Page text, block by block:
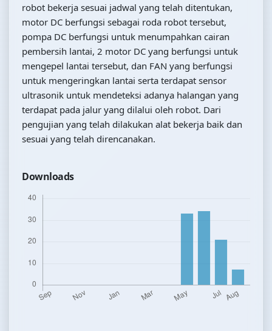
robot bekerja sesuai jadwal yang telah ditentukan,
motor DC berfungsi sebagai roda robot tersebut,
pompa DC berfungsi untuk menumpahkan cairan
pembersih lantai, 2 motor DC yang berfungsi untuk
mengepel lantai tersebut, dan FAN yang berfungsi
untuk mengeringkan lantai serta terdapat sensor
ultrasonik untuk mendeteksi adanya halangan yang
terdapat pada jalur yang dilalui oleh robot. Dari
pengujian yang telah dilakukan alat bekerja baik dan
sesuai yang telah direncanakan.
Downloads